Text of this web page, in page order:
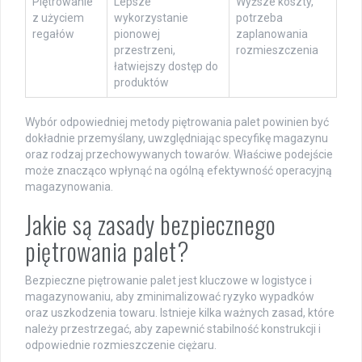
z użyciem
regałów
wykorzystanie
pionowej
przestrzeni,
łatwiejszy dostęp do
produktów
potrzeba
zaplanowania
rozmieszczenia
Wybór odpowiedniej metody piętrowania palet powinien być
dokładnie przemyślany, uwzględniając specyfikę magazynu
oraz rodzaj przechowywanych towarów. Właściwe podejście
może znacząco wpłynąć na ogólną efektywność operacyjną
magazynowania.
Jakie są zasady bezpiecznego
piętrowania palet?
Bezpieczne piętrowanie palet jest kluczowe w logistyce i
magazynowaniu, aby zminimalizować ryzyko wypadków
oraz uszkodzenia towaru. Istnieje kilka ważnych zasad, które
należy przestrzegać, aby zapewnić stabilność konstrukcji i
odpowiednie rozmieszczenie ciężaru.